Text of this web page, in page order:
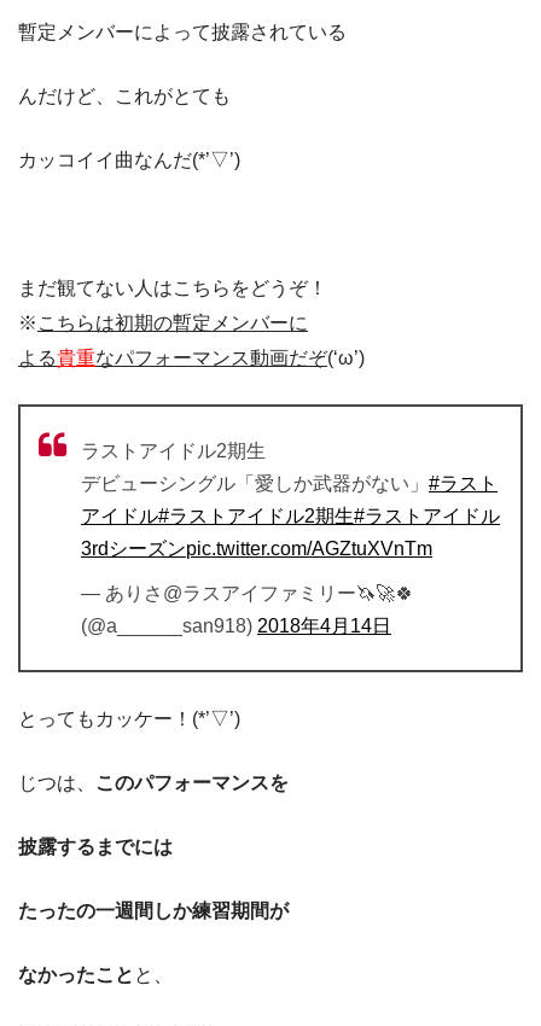
暫定メンバーによって披露されている
んだけど、これがとても
カッコイイ曲なんだ(*’▽’)
まだ観てない人はこちらをどうぞ！
※ こちらは初期の暫定メンバーに
よる貴重なパフォーマンス動画だぞ(‘ω’)
ラストアイドル2期生
デビューシングル「愛しか武器がない」 #ラスト
アイドル#ラストアイドル2期生#ラストアイドル
3rdシーズンpic.twitter.com/AGZtuXVnTm
— ありさ@ラスアイファミリー🦄🚀🍀
(@a______san918) 2018年4月14日
とってもカッケー！(*’▽’)
じつは、 このパフォーマンスを
披露するまでには
たったの一週間しか練習期間が
なかったこと と、